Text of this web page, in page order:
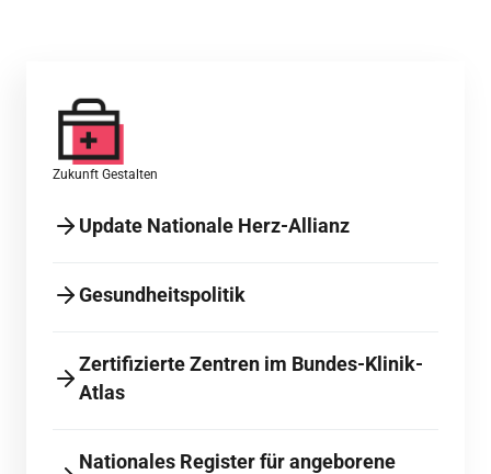
Zukunft Gestalten
Update Nationale Herz-Allianz
Gesundheitspolitik
Zertifizierte Zentren im Bundes-Klinik-
Atlas
Nationales Register für angeborene